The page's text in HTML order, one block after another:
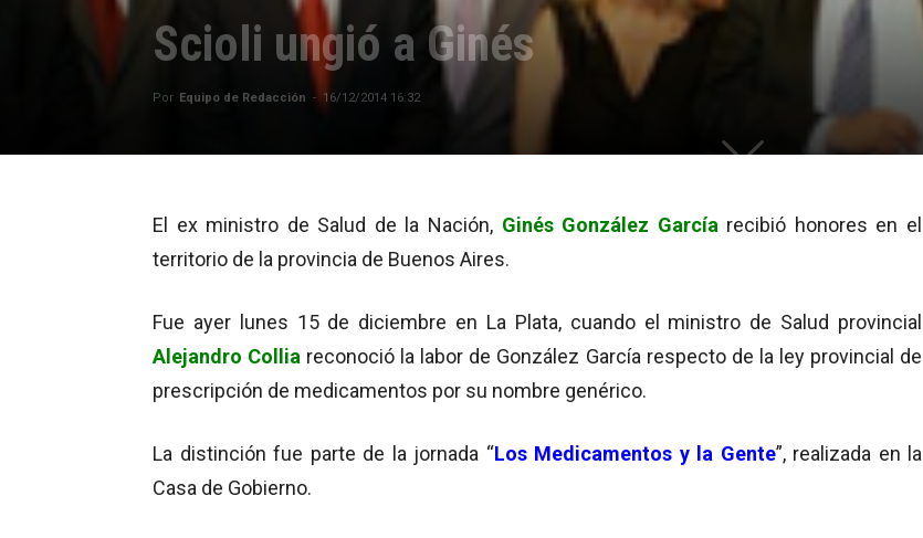
Scioli ungió a Ginés
Por Equipo de Redacción - 16/12/2014 16:32
El ex ministro de Salud de la Nación, Ginés González García recibió honores en el
territorio de la provincia de Buenos Aires.
Fue ayer lunes 15 de diciembre en La Plata, cuando el ministro de Salud provincial
Alejandro Collia reconoció la labor de González García respecto de la ley provincial de
prescripción de medicamentos por su nombre genérico.
La distinción fue parte de la jornada “Los Medicamentos y la Gente”, realizada en la
Casa de Gobierno.